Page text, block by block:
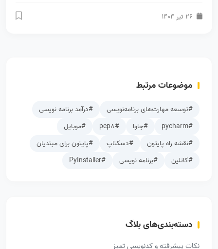
موضوعات مرتبط
#توسعه مهارت‌های برنامه‌نویسی
#درآمد برنامه نویسی
#pycharm
#جاوا #pep8
#موبایل
#نقشه راه پایتون
#دسکتاپ
#پایتون برای مبتدیان
#کاتلین
#برنامه نویسی #PyInstaller
دسته‌بندی‌های بلاگ
نکات پیشرفته و کدنویسی تمیز